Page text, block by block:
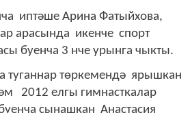
иптәше Арина Фатыйхова,
арасында икенче спорт
буенча 3 нче урынга чыкты.
туганнар төркемендә ярышкан
2012 елгы гимнасткалар
сынашкан Анастасия